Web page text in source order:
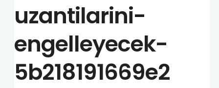
uzantilarini-
engelleyecek-
5b218191669e2